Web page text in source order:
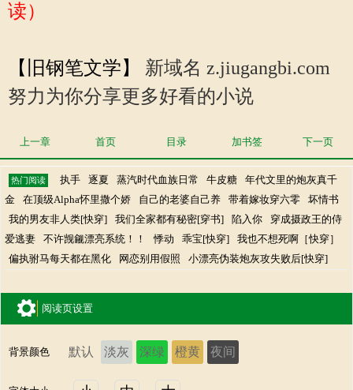
读）
【旧钢笔文学】
新域名 z.jiugangbi.com
努力为你分享更多好看的小说
上一章 首页 目录 加书签 下一页
热门阅读 执手 逐夏 蒸汽时代血族日常 牛皮糖
年代文里的炮灰真千
金
在顶级Alpha怀里撒个娇 自己的老婆自己养 带着嫁妆穿六零
坏情书
我的男友非人类[快穿]
我们全家都有秘密[穿书] 陷入你
穿成摄政王的侍
爱逃妻
不许觊觎漂亮系统！！ 悸动 乖宝[快穿]
我也不想死啊［快穿］
偏执驸马每天都在黑化
网恋别用假照 小漂亮伪装炮灰攻失败后[快穿]
阅读页设置
背景颜色 默认 淡灰 深绿 橙黄 夜间